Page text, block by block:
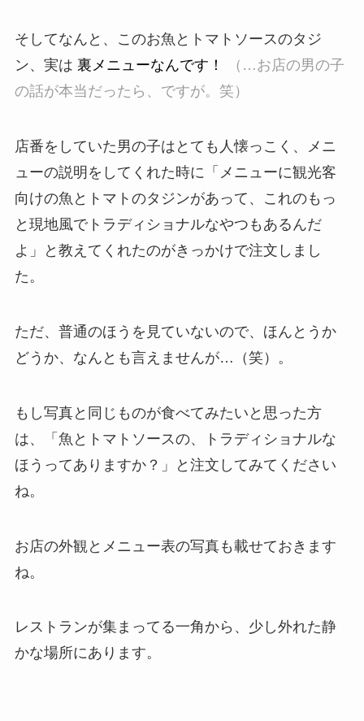
そしてなんと、このお魚とトマトソースのタジ
ン、実は 裏メニューなんです！
（…お店の男の子
の話が本当だったら、ですが。笑）
店番をしていた男の子はとても人懐っこく、メニ
ューの説明をしてくれた時に「メニューに観光客
向けの魚とトマトのタジンがあって、これのもっ
と現地風でトラディショナルなやつもあるんだ
よ」と教えてくれたのがきっかけで注文しまし
た。
ただ、普通のほうを見ていないので、ほんとうか
どうか、なんとも言えませんが…（笑）。
もし写真と同じものが食べてみたいと思った方
は、
「魚とトマトソースの、トラディショナルな
ほうってありますか？」
と注文してみてください
ね。
お店の外観とメニュー表の写真も載せておきます
ね。
レストランが集まってる一角から、少し外れた静
かな場所にあります。